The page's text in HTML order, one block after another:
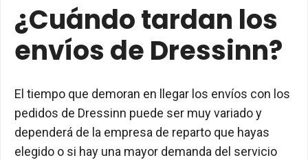
¿Cuándo tardan los
envíos de Dressinn?
El tiempo que demoran en llegar los envíos con los
pedidos de Dressinn puede ser muy variado y
dependerá de la empresa de reparto que hayas
elegido o si hay una mayor demanda del servicio